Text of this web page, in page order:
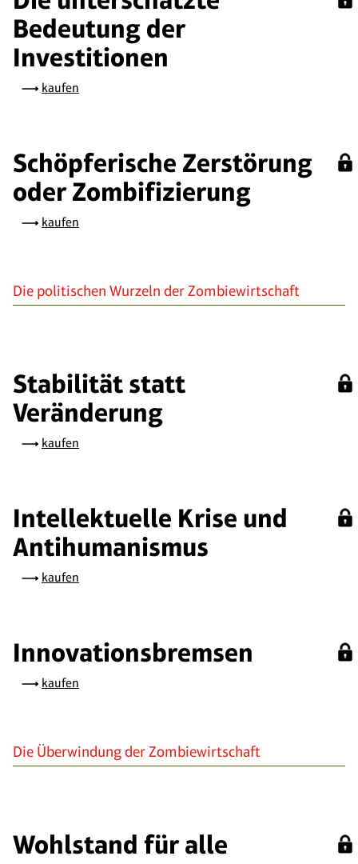
Bedeutung der
Investitionen
kaufen
Schöpferische Zerstörung
oder Zombifizierung
kaufen
Die politischen Wurzeln der Zombiewirtschaft
Stabilität statt
Veränderung
kaufen
Intellektuelle Krise und
Antihumanismus
kaufen
Innovationsbremsen
kaufen
Die Überwindung der Zombiewirtschaft
Wohlstand für alle